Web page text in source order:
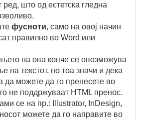
ред, што од естетска гледна
фусноти, само на овој начин
правилно во Word или
на ова копче се овозможува
на текстот, но тоа значи и дека
да можете да го пренесете во
не поддржуваат HTML пренос.
се на пр.: Illustrator, InDesign,
можете да го направите во